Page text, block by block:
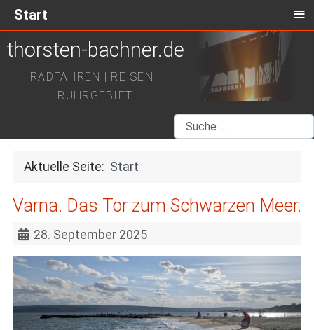
thorsten-bachner.de
RADFAHREN | REISEN |
RUHRGEBIET
Suchen
Aktuelle Seite: Start
Varna. Das Tor zum Schwarzen Meer.
28. September 2025
Start ≡